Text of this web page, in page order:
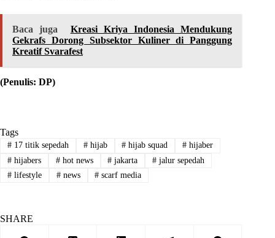
Baca juga
Kreasi Kriya Indonesia Mendukung
Gekrafs Dorong Subsektor Kuliner di Panggung
Kreatif Svarafest
(Penulis: DP)
Tags
#17 titik sepedah #hijab # hijab squad # hijaber
#hijabers #hot news # jakarta # jalur sepedah
#lifestyle #news # scarf media
SHARE